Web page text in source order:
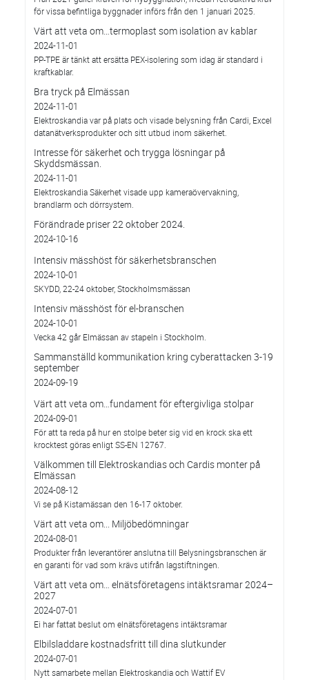
för vissa befintliga byggnader införs från den 1 januari 2025.
Värt att veta om…termoplast som isolation av kablar
2024-11-01
PP-TPE är tänkt att ersätta PEX-isolering som idag är standard i
kraftkablar.
Bra tryck på Elmässan
2024-11-01
Elektroskandia var på plats och visade belysning från Cardi, Excel
datanätverksprodukter och sitt utbud inom säkerhet.
Intresse för säkerhet och trygga lösningar på
Skyddsmässan.
2024-11-01
Elektroskandia Säkerhet visade upp kameraövervakning,
brandlarm och dörrsystem.
Förändrade priser 22 oktober 2024.
2024-10-16
Intensiv mässhöst för säkerhetsbranschen
2024-10-01
SKYDD, 22-24 oktober, Stockholmsmässan
Intensiv mässhöst för el-branschen
2024-10-01
Vecka 42 går Elmässan av stapeln i Stockholm.
Sammanställd kommunikation kring cyberattacken 3-19
september
2024-09-19
Värt att veta om…fundament för eftergivliga stolpar
2024-09-01
För att ta reda på hur en stolpe beter sig vid en krock ska ett
krocktest göras enligt SS-EN 12767.
Välkommen till Elektroskandias och Cardis monter på
Elmässan
2024-08-12
Vi se på Kistamässan den 16-17 oktober.
Värt att veta om... Miljöbedömningar
2024-08-01
Produkter från leverantörer anslutna till Belysningsbranschen är
en garanti för vad som krävs utifrån lagstiftningen.
Värt att veta om… elnätsföretagens intäktsramar 2024–
2027
2024-07-01
Ei har fattat beslut om elnätsföretagens intäktsramar
Elbilsladdare kostnadsfritt till dina slutkunder
2024-07-01
Nytt samarbete mellan Elektroskandia och Wattif EV